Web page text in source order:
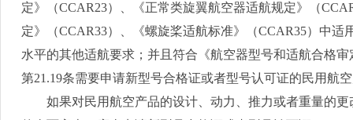
定》（CCAR23）、《正常类旋翼航空器适航规定》（
定》（CCAR33）、《螺旋桨适航标准》（CCAR35）中适
水平的其他适航要求；并且符合《航空器型号和适航合格
第21.19条需要申请新型号合格证或者型号认可证的民用航
如果对民用航空产品的设计、动力、推力或者重量的更